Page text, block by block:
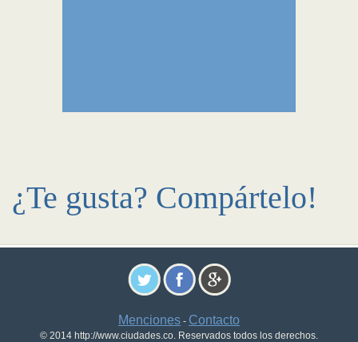
¿Te gusta? Compártelo!
Menciones - Contacto
© 2014 http://www.ciudades.co. Reservados todos los derechos.